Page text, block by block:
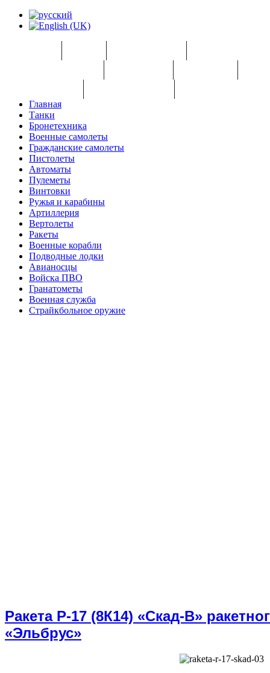
Главная
Танки
Бронетехника
Военные самолеты
Гражданские самолеты
Пистолеты
Автоматы
Пулеметы
Винтовки
Ружья и карабины
Артиллерия
Вертолеты
Ракеты
Военные корабли
Подводные лодки
Авианосцы
Войска ПВО
Гранатометы
Военная служба
Страйкбольное оружие
Ракета Р-17 (8К14) «Скад-В»
«Эльбрус»